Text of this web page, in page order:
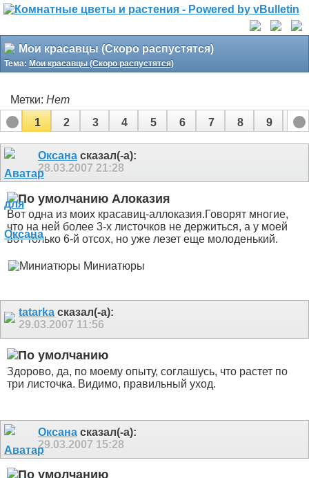
Мои красавцы (Скоро распустятся)
Тема: Мои красавцы (Скоро распустятся)
Метки: Нет
1
2 3 4 5 6 7 8 9 10
11
Оксана сказал(-а):
28.03.2007 21:28
Алоказия
Вот одна из моих красавиц-аллоказия.Говорят многие,
что на ней более 3-х листочков не держиться, а у моей
вот только 6-й отсох, но уже лезет еще молоденький.
Миниатюры
tatarka сказал(-а):
29.03.2007 11:56
Здорово, да, по моему опыту, соглашусь, что растет по
три листочка. Видимо, правильный уход.
Оксана сказал(-а):
29.03.2007 15:28